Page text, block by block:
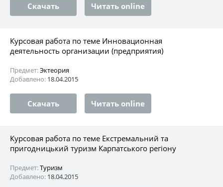
Скачать Читать online
Курсовая работа по теме Инновационная
деятельность организации (предприятия)
Предмет:Эктеория
Добавлено: 18.04.2015
Скачать Читать online
Курсовая работа по теме Екстремальний та
пригодницький туризм Карпатського регіону
Предмет:Туризм
Добавлено: 18.04.2015